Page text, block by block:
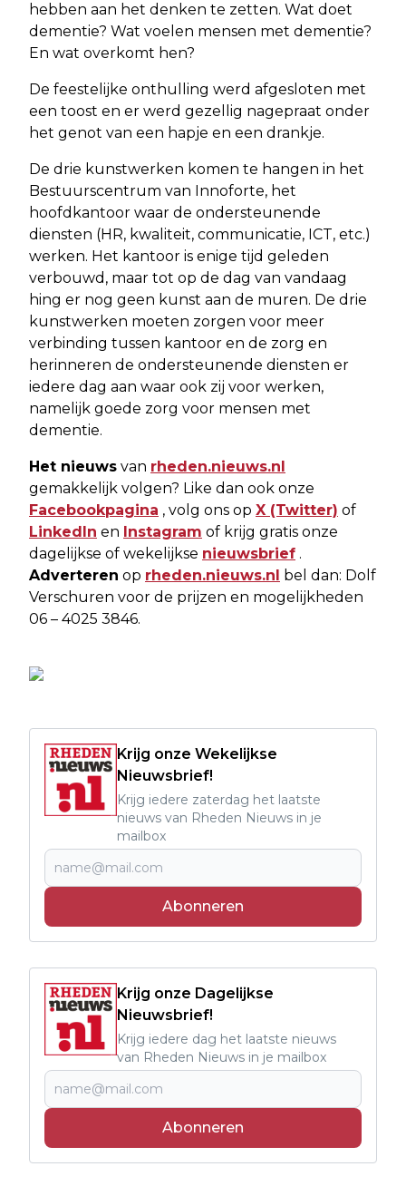
hebben aan het denken te zetten. Wat doet
dementie? Wat voelen mensen met dementie?
En wat overkomt hen?
De feestelijke onthulling werd afgesloten met
een toost en er werd gezellig nagepraat onder
het genot van een hapje en een drankje.
De drie kunstwerken komen te hangen in het
Bestuurscentrum van Innoforte, het
hoofdkantoor waar de ondersteunende
diensten (HR, kwaliteit, communicatie, ICT, etc.)
werken. Het kantoor is enige tijd geleden
verbouwd, maar tot op de dag van vandaag
hing er nog geen kunst aan de muren. De drie
kunstwerken moeten zorgen voor meer
verbinding tussen kantoor en de zorg en
herinneren de ondersteunende diensten er
iedere dag aan waar ook zij voor werken,
namelijk goede zorg voor mensen met
dementie.
Het nieuws van rheden.nieuws.nl
gemakkelijk volgen? Like dan ook onze
Facebookpagina , volg ons op X (Twitter) of
LinkedIn en Instagram of krijg gratis onze
dagelijkse of wekelijkse nieuwsbrief .
Adverteren op rheden.nieuws.nl bel dan: Dolf
Verschuren voor de prijzen en mogelijkheden
06 – 4025 3846.
Krijg onze Wekelijkse
Nieuwsbrief!
Krijg iedere zaterdag het laatste
nieuws van Rheden Nieuws in je
mailbox
Abonneren
Krijg onze Dagelijkse
Nieuwsbrief!
Krijg iedere dag het laatste nieuws
van Rheden Nieuws in je mailbox
Abonneren